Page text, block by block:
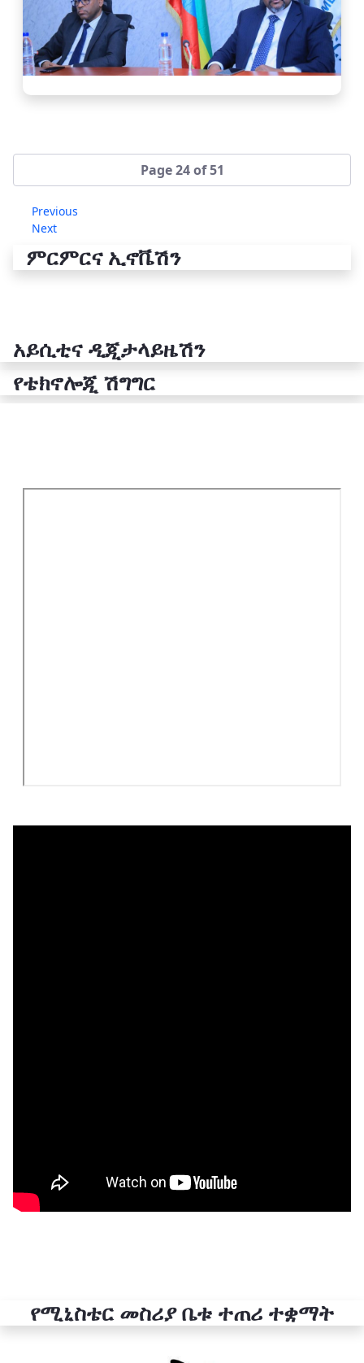
Page 24 of 51
Previous
Next
ምርምርና ኢኖቬሽን
አይሲቲና ዲጂታላይዜሽን
የቴክኖሎጂ ሽግግር
የሚኒስቴር መስሪያ ቤቱ ተጠሪ ተቋማት